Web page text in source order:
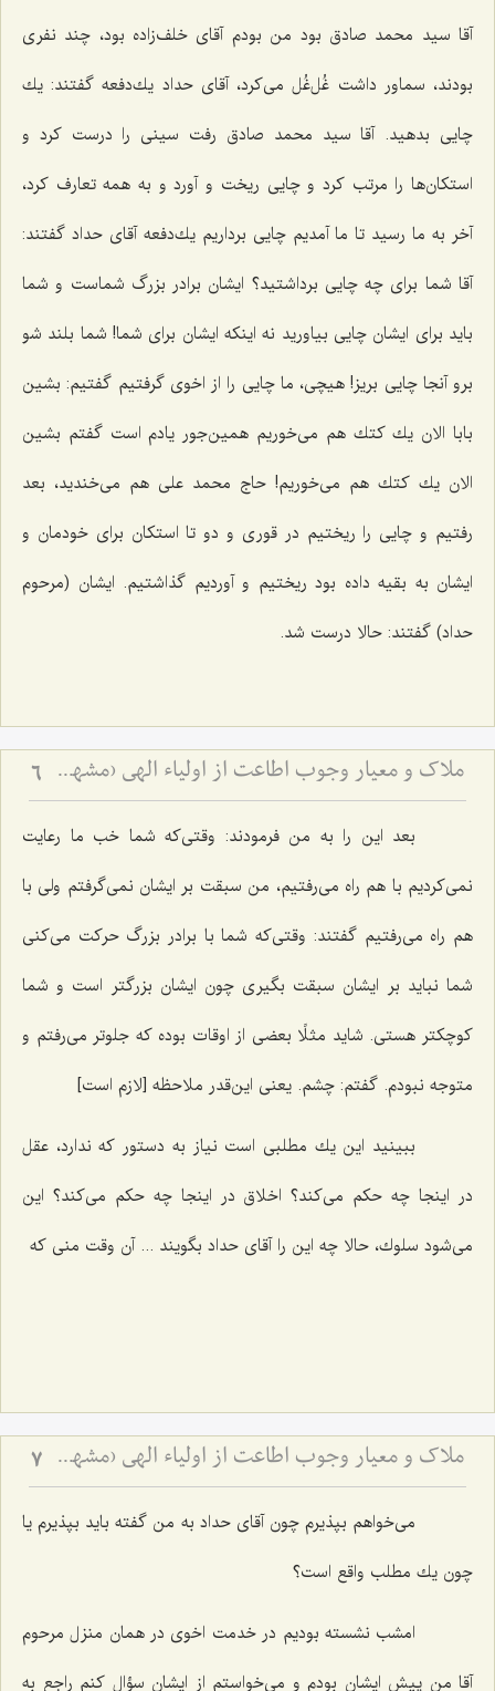
آقا سید محمد صادق بود من بودم آقای خلف‌زاده بود، چند نفری
بودند، سماور داشت غُل‌غُل می‌كرد، آقای حداد یك‌دفعه گفتند: یك
چایی بدهید. آقا سید محمد صادق رفت سینی را درست كرد و
استكان‌ها را مرتب كرد و چایی ریخت و آورد و به همه تعارف كرد،
آخر به ما رسید تا ما آمدیم چایی برداریم یك‌دفعه آقای حداد گفتند:
آقا شما برای چه چایی برداشتید؟ ایشان برادر بزرگ شماست و شما
باید برای ایشان چایی بیاورید نه اینكه ایشان برای شما! شما بلند شو
برو آنجا چایی بریز! هیچی، ما چایی را از اخوی گرفتیم گفتیم: بشین
بابا الان یك كتك هم می‌خوریم همین‌جور یادم است گفتم بشین
الان یك كتك هم می‌خوریم! حاج محمد علی هم می‌خندید، بعد
رفتیم و چایی را ریختیم در قوری و دو تا استكان برای خودمان و
ایشان به بقیه داده بود ریختیم و آوردیم گذاشتیم. ایشان (مرحوم
حداد) گفتند: حالا درست شد.
ملاک و معیار وجوب اطاعت از اولیاء الهی (مشهد مقدس) 6
بعد این را به من فرمودند: وقتی‌كه شما خب ما رعایت
نمی‌كردیم با هم راه می‌رفتیم، من سبقت بر ایشان نمی‌گرفتم ولی با
هم راه می‌رفتیم گفتند: وقتی‌كه شما با برادر بزرگ حركت می‌كنی
شما نباید بر ایشان سبقت بگیری چون ایشان بزرگتر است و شما
كوچكتر هستی. شاید مثلًا بعضی از اوقات بوده كه جلوتر می‌رفتم و
متوجه نبودم. گفتم: چشم. یعنی این‌قدر ملاحظه [لازم است‌]
ببینید این یك مطلبی است نیاز به دستور كه ندارد، عقل
در اینجا چه حكم می‌كند؟ اخلاق در اینجا چه حكم می‌كند؟ این
می‌شود سلوك، حالا چه این را آقای حداد بگویند ... آن وقت منی كه‌
ملاک و معیار وجوب اطاعت از اولیاء الهی (مشهد مقدس) 7
می‌خواهم بپذیرم چون آقای حداد به من گفته باید بپذیرم یا
چون یك مطلب واقع است؟
امشب نشسته بودیم در خدمت اخوی در همان منزل مرحوم
آقا من پیش ایشان بودم و می‌خواستم از ایشان سؤال كنم راجع به